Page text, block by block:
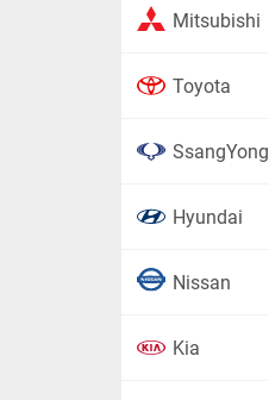
Mitsubishi
Toyota
SsangYong
Hyundai
Nissan
Kia